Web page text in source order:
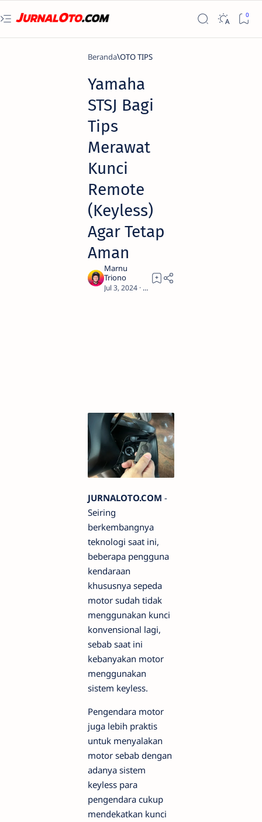
Beranda OTO TIPS
Yamaha
STSJ Bagi
Tips
Merawat
Kunci
Remote
(Keyless)
Agar Tetap
Aman
2
JURNALOTO.COM -
Seiring
berkembangnya
teknologi saat ini,
beberapa pengguna
kendaraan
khususnya sepeda
motor sudah tidak
menggunakan kunci
konvensional lagi,
sebab saat ini
kebanyakan motor
menggunakan
sistem keyless.
Pengendara motor
juga lebih praktis
untuk menyalakan
motor sebab dengan
adanya sistem
keyless para
pengendara cukup
mendekatkan kunci